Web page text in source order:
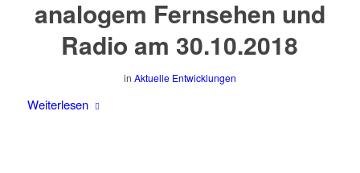
analogem Fernsehen und
Radio am 30.10.2018
in Aktuelle Entwicklungen
Weiterlesen